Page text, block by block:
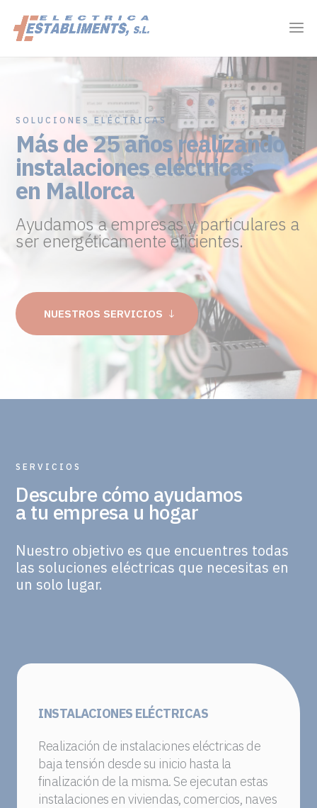
SOLUCIONES ELÉCTRICAS
Más de 25 años realizando
instalaciones eléctricas
en Mallorca
Ayudamos a empresas y particulares a
ser energéticamente eficientes.
NUESTROS SERVICIOS
SERVICIOS
Descubre cómo ayudamos
a tu empresa u hogar
Nuestro objetivo es que encuentres todas
las soluciones eléctricas que necesitas en
un solo lugar.
INSTALACIONES ELÉCTRICAS
Realización de instalaciones eléctricas de
baja tensión desde su inicio hasta la
finalización de la misma. Se ejecutan estas
instalaciones en viviendas, comercios, naves